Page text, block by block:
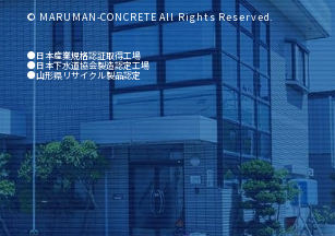
© MARUMAN-CONCRETE All Rights Reserved.
●日本産業規格認証取得工場
●日本下水道協会製造認定工場
●山形県リサイクル製品認定